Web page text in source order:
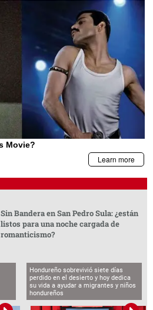
Sin Bandera en San Pedro Sula: ¿están
listos para una noche cargada de
romanticismo?
Hondureño sobrevivió siete días
perdido en el desierto y hoy dedica
su vida a ayudar a migrantes y niños
hondureños